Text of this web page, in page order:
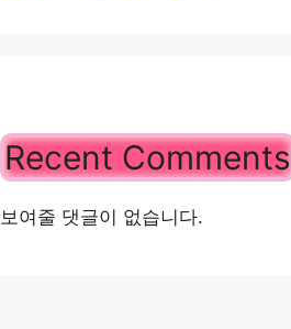
Recent Comments
보여줄 댓글이 없습니다.